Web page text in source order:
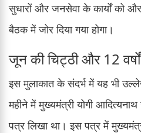
सुधारों और जनसेवा के कार्यों को
बैठक में जोर दिया गया होगा।
जून की चिट्ठी और 12
इस मुलाकात के संदर्भ में यह भी
महीने में मुख्यमंत्री योगी
पत्र लिखा था। इस पत्र में